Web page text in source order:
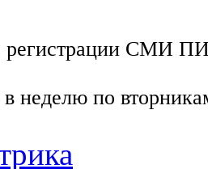
регистрации СМИ
в неделю по